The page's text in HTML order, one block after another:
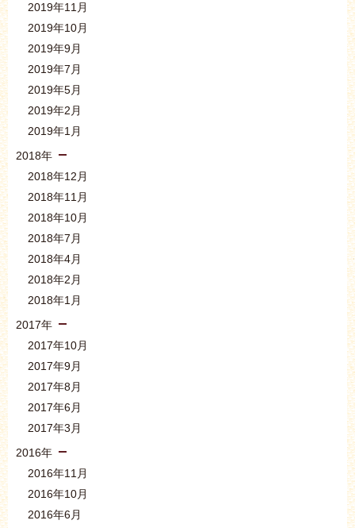
2019年11月
2019年10月
2019年9月
2019年7月
2019年5月
2019年2月
2019年1月
2018年
2018年12月
2018年11月
2018年10月
2018年7月
2018年4月
2018年2月
2018年1月
2017年
2017年10月
2017年9月
2017年8月
2017年6月
2017年3月
2016年
2016年11月
2016年10月
2016年6月